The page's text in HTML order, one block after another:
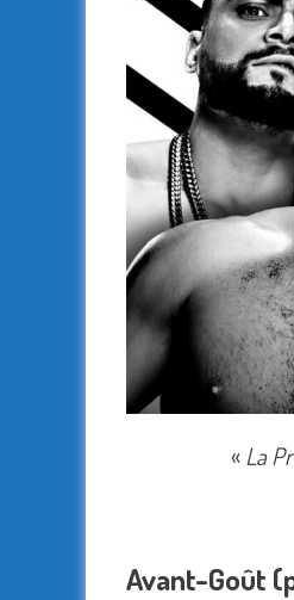
«La
Avant-Goût